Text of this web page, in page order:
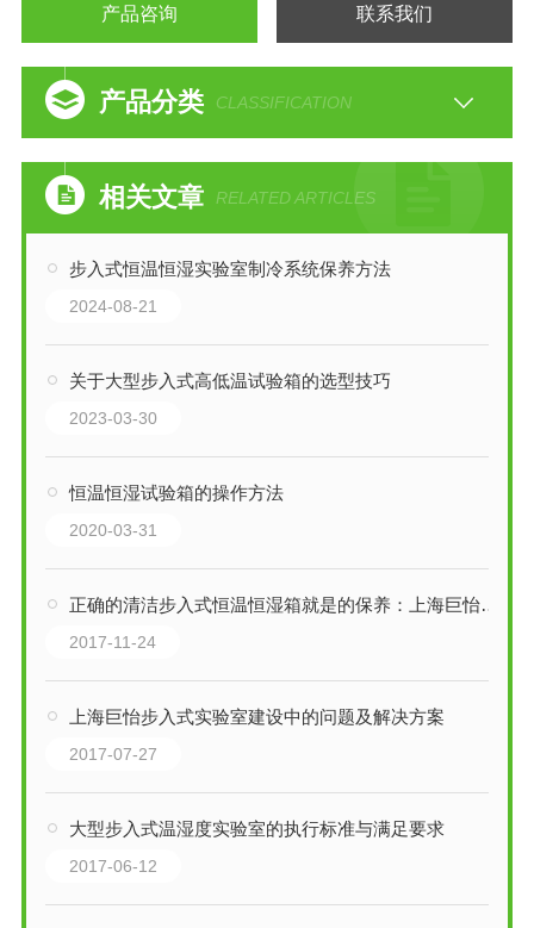
产品咨询 联系我们
产品分类 CLASSIFICATION
相关文章 RELATED ARTICLES
步入式恒温恒湿实验室制冷系统保养方法
2024-08-21
关于大型步入式高低温试验箱的选型技巧
2023-03-30
恒温恒湿试验箱的操作方法
2020-03-31
正确的清洁步入式恒温恒湿箱就是的保养：上海巨怡环试
2017-11-24
上海巨怡步入式实验室建设中的问题及解决方案
2017-07-27
大型步入式温湿度实验室的执行标准与满足要求
2017-06-12